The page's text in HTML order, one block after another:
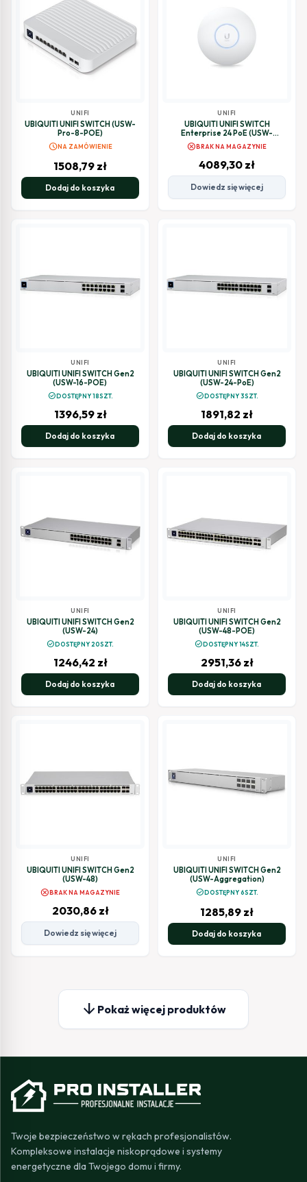
UNIFI
UBIQUITI UNIFI SWITCH (USW-
Pro-8-POE)
scheduleNA ZAMÓWIENIE
1508,79 zł
Dodaj do koszyka
UNIFI
UBIQUITI UNIFI SWITCH
Enterprise 24 PoE (USW-
ENTERPRISE-24-POE)
cancelBRAK NA MAGAZYNIE
4089,30 zł
Dowiedz się więcej
UNIFI
UBIQUITI UNIFI SWITCH Gen2
(USW-16-POE)
check_circleDOSTĘPNY 18SZT.
1396,59 zł
Dodaj do koszyka
UNIFI
UBIQUITI UNIFI SWITCH Gen2
(USW-24-PoE)
check_circleDOSTĘPNY 3SZT.
1891,82 zł
Dodaj do koszyka
UNIFI
UBIQUITI UNIFI SWITCH Gen2
(USW-24)
check_circleDOSTĘPNY 20SZT.
1246,42 zł
Dodaj do koszyka
UNIFI
UBIQUITI UNIFI SWITCH Gen2
(USW-48-POE)
check_circleDOSTĘPNY 14SZT.
2951,36 zł
Dodaj do koszyka
UNIFI
UBIQUITI UNIFI SWITCH Gen2
(USW-48)
cancelBRAK NA MAGAZYNIE
2030,86 zł
Dowiedz się więcej
UNIFI
UBIQUITI UNIFI SWITCH Gen2
(USW-Aggregation)
check_circleDOSTĘPNY 6SZT.
1285,89 zł
Dodaj do koszyka
arrow_downward Pokaż więcej produktów
Twoje bezpieczeństwo w rękach profesjonalistów.
Kompleksowe instalacje niskoprądowe i systemy
energetyczne dla Twojego domu i firmy.